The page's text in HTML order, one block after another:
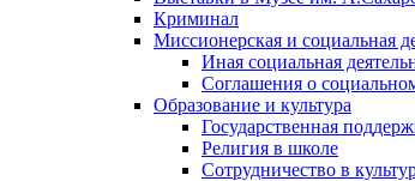
Криминал
Миссионерская и социальная
Иная социальная
Соглашения о
Образование и культура
Государственная
Религия в школе
Сотрудничество в